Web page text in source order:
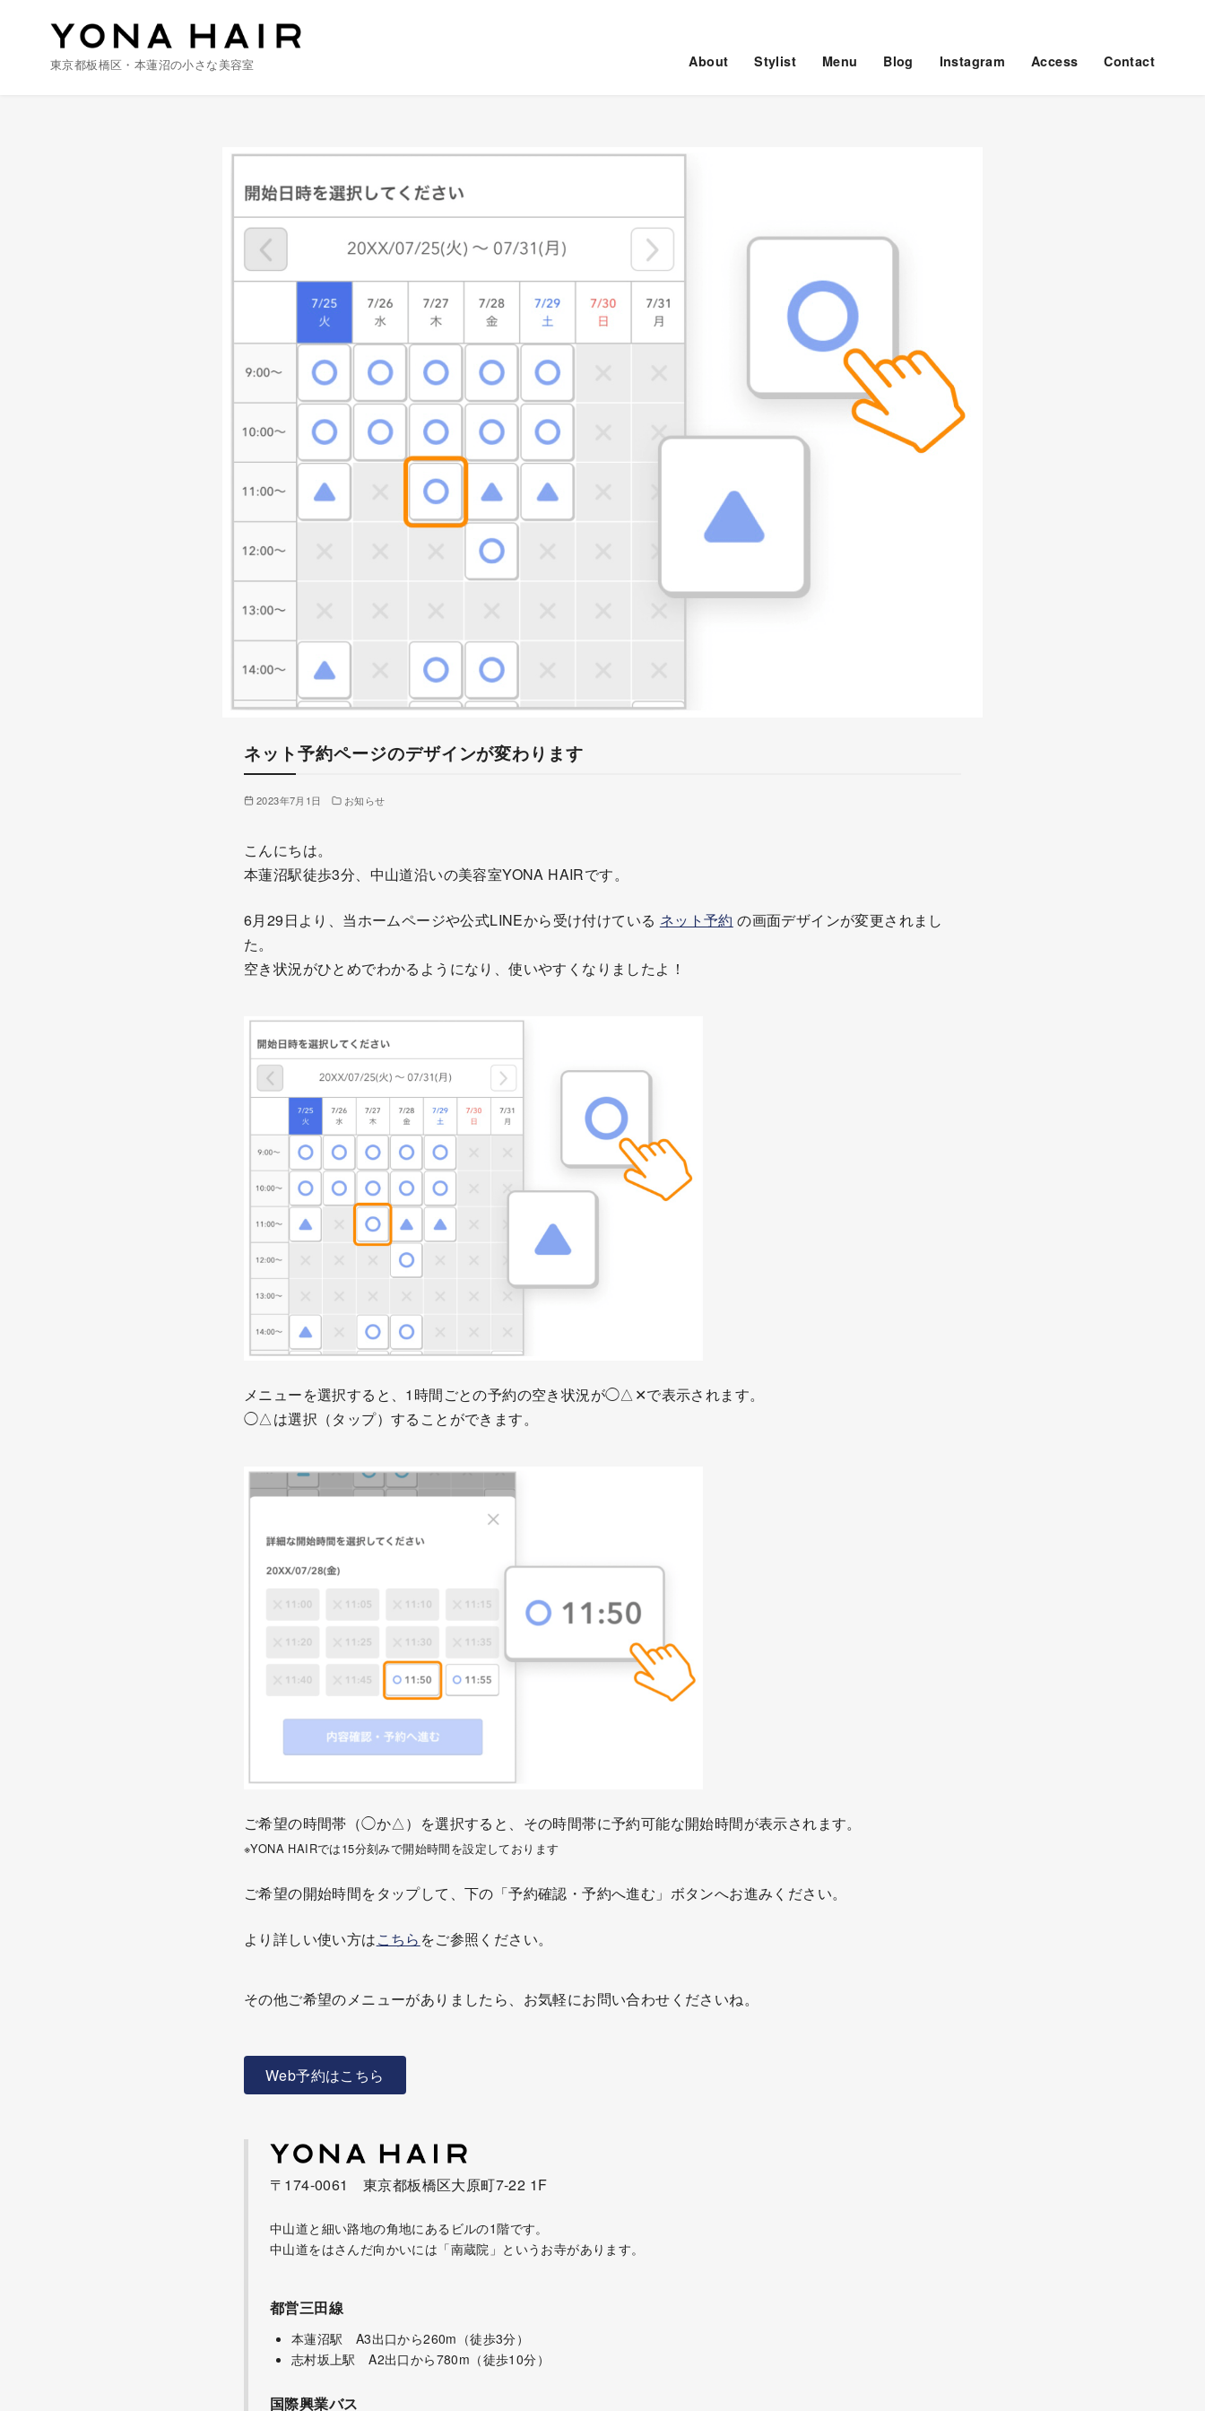
東京都板橋区・本蓮沼の小さな美容室 About Stylist Menu Blog Instagram Access Contact
ネット予約ページのデザインが変わります
2023年7月1日 お知らせ
こんにちは。
本蓮沼駅徒歩3分、中山道沿いの美容室YONA HAIRです。
6月29日より、当ホームページや公式LINEから受け付けている ネット予約 の画面デザインが変更されまし
た。
空き状況がひとめでわかるようになり、使いやすくなりましたよ！
メニューを選択すると、1時間ごとの予約の空き状況が◯△✕で表示されます。
◯△は選択（タップ）することができます。
ご希望の時間帯（◯か△）を選択すると、その時間帯に予約可能な開始時間が表示されます。
※YONA HAIRでは15分刻みで開始時間を設定しております
ご希望の開始時間をタップして、下の「予約確認・予約へ進む」ボタンへお進みください。
より詳しい使い方はこちら をご参照ください。
その他ご希望のメニューがありましたら、お気軽にお問い合わせくださいね。
Web予約はこちら
〒174-0061 東京都板橋区大原町7-22 1F
中山道と細い路地の角地にあるビルの1階です。
中山道をはさんだ向かいには「南蔵院」というお寺があります。
都営三田線
本蓮沼駅 A3出口から260m（徒歩3分）
志村坂上駅 A2出口から780m（徒歩10分）
国際興業バス